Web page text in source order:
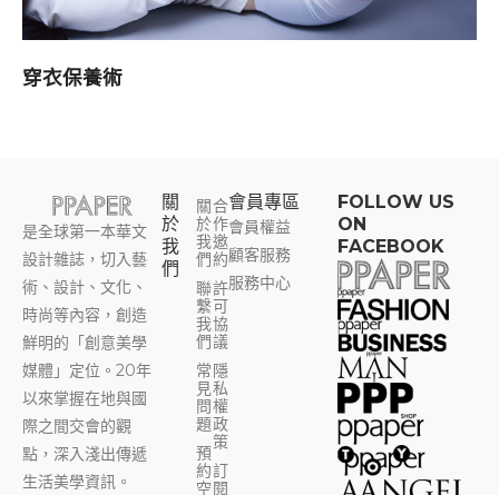
穿衣保養術
是全球第一本華文
設計雜誌，切入藝
術、設計、文化、
時尚等內容，創造
鮮明的「創意美學
媒體」定位。20年
以來掌握在地與國
際之間交會的觀
點，深入淺出傳遞
生活美學資訊。
關
於
我
們
關
於
我
們
聯
繫
我
們
常
見
問
題
預
約
空
合
作
邀
約
許
可
協
議
隱
私
權
政
策
訂
閱
會員專區​
會員權益
顧客服務
服務中心
FOLLOW US
ON
FACEBOOK